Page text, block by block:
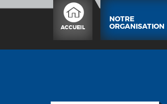
ACCUEIL
NOTRE
ORGANISATION